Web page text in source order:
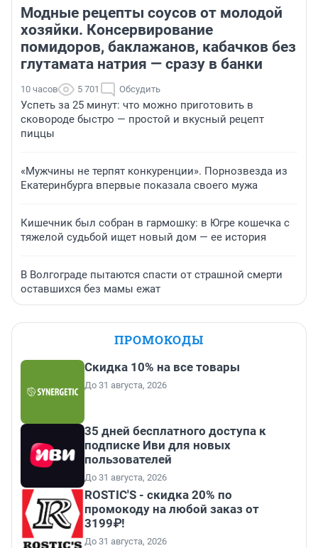
Модные рецепты соусов от молодой
хозяйки. Консервирование
помидоров, баклажанов, кабачков без
глутамата натрия — сразу в банки
10 часов 5 701 Обсудить
Успеть за 25 минут: что можно приготовить в
сковороде быстро — простой и вкусный рецепт
пиццы
«Мужчины не терпят конкуренции». Порнозвезда из
Екатеринбурга впервые показала своего мужа
Кишечник был собран в гармошку: в Югре кошечка с
тяжелой судьбой ищет новый дом — ее история
В Волгограде пытаются спасти от страшной смерти
оставшихся без мамы ежат
ПРОМОКОДЫ
Скидка 10% на все товары
До 31 августа, 2026
35 дней бесплатного доступа к
подписке Иви для новых
пользователей
До 31 августа, 2026
ROSTIC'S - скидка 20% по
промокоду на любой заказ от
3199₽!
До 31 августа, 2026